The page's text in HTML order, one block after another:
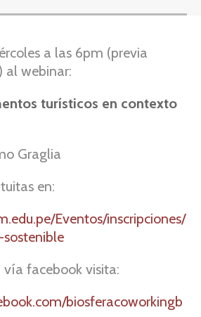
a las 6pm (previa
al webinar:
turísticos en contexto
Graglia
en:
Eventos/inscripciones/
facebook visita:
biosferacoworkingb